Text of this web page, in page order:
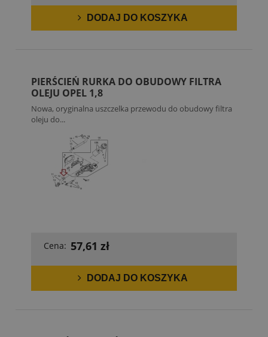
DODAJ DO KOSZYKA
PIERŚCIEŃ RURKA DO OBUDOWY FILTRA
OLEJU OPEL 1,8
Nowa, oryginalna uszczelka przewodu do obudowy filtra
oleju do...
Cena: 57,61 zł
DODAJ DO KOSZYKA